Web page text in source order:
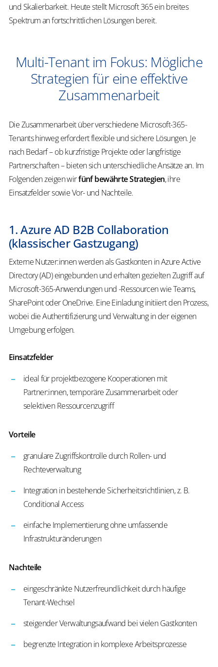
und Skalierbarkeit. Heute stellt Microsoft 365 ein breites
Spektrum an fortschrittlichen Lösungen bereit.
Multi-Tenant im Fokus: Mögliche
Strategien für eine effektive
Zusammenarbeit
Die Zusammenarbeit über verschiedene Microsoft-365-
Tenants hinweg erfordert flexible und sichere Lösungen. Je
nach Bedarf – ob kurzfristige Projekte oder langfristige
Partnerschaften – bieten sich unterschiedliche Ansätze an. Im
Folgenden zeigen wirfünf bewährte Strategien, ihre
Einsatzfelder sowie Vor- und Nachteile.
1. Azure AD B2B Collaboration
(klassischer Gastzugang)
Externe Nutzer:innen werden als Gastkonten in Azure Active
Directory (AD) eingebunden und erhalten gezielten Zugriff auf
Microsoft-365-Anwendungen und -Ressourcen wie Teams,
SharePoint oder OneDrive. Eine Einladung initiiert den Prozess,
wobei die Authentifizierung und Verwaltung in der eigenen
Umgebung erfolgen.
Einsatzfelder
ideal für projektbezogene Kooperationen mit
Partner:innen, temporäre Zusammenarbeit oder
selektiven Ressourcenzugriff
Vorteile
granulare Zugriffskontrolle durch Rollen- und
Rechteverwaltung
Integration in bestehende Sicherheitsrichtlinien, z. B.
Conditional Access
einfache Implementierung ohne umfassende
Infrastrukturänderungen
Nachteile
eingeschränkte Nutzerfreundlichkeit durch häufige
Tenant-Wechsel
steigender Verwaltungsaufwand bei vielen Gastkonten
begrenzte Integration in komplexe Arbeitsprozesse